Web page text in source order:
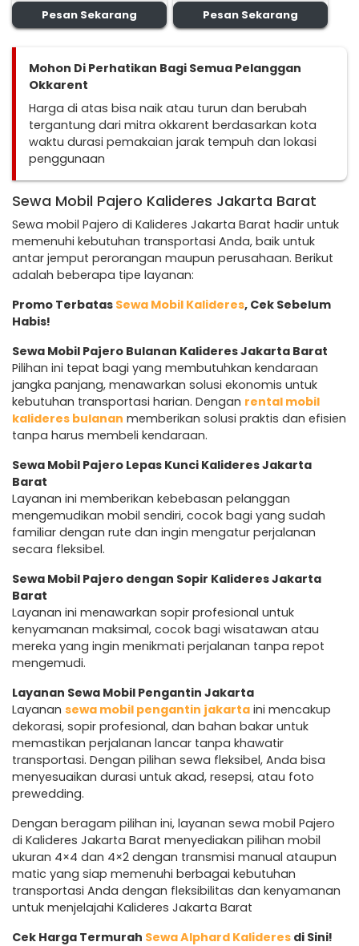
Pesan Sekarang Pesan Sekarang
Mohon Di Perhatikan Bagi Semua Pelanggan
Okkarent
Harga di atas bisa naik atau turun dan berubah
tergantung dari mitra okkarent berdasarkan kota
waktu durasi pemakaian jarak tempuh dan lokasi
penggunaan
Sewa Mobil Pajero Kalideres Jakarta Barat
Sewa mobil Pajero di Kalideres Jakarta Barat hadir untuk
memenuhi kebutuhan transportasi Anda, baik untuk
antar jemput perorangan maupun perusahaan. Berikut
adalah beberapa tipe layanan:
Promo Terbatas Sewa Mobil Kalideres, Cek Sebelum
Habis!
Sewa Mobil Pajero Bulanan Kalideres Jakarta Barat
Pilihan ini tepat bagi yang membutuhkan kendaraan
jangka panjang, menawarkan solusi ekonomis untuk
kebutuhan transportasi harian. Dengan rental mobil
kalideres bulanan memberikan solusi praktis dan efisien
tanpa harus membeli kendaraan.
Sewa Mobil Pajero Lepas Kunci Kalideres Jakarta
Barat
Layanan ini memberikan kebebasan pelanggan
mengemudikan mobil sendiri, cocok bagi yang sudah
familiar dengan rute dan ingin mengatur perjalanan
secara fleksibel.
Sewa Mobil Pajero dengan Sopir Kalideres Jakarta
Barat
Layanan ini menawarkan sopir profesional untuk
kenyamanan maksimal, cocok bagi wisatawan atau
mereka yang ingin menikmati perjalanan tanpa repot
mengemudi.
Layanan Sewa Mobil Pengantin Jakarta
Layanan sewa mobil pengantin jakarta ini mencakup
dekorasi, sopir profesional, dan bahan bakar untuk
memastikan perjalanan lancar tanpa khawatir
transportasi. Dengan pilihan sewa fleksibel, Anda bisa
menyesuaikan durasi untuk akad, resepsi, atau foto
prewedding.
Dengan beragam pilihan ini, layanan sewa mobil Pajero
di Kalideres Jakarta Barat menyediakan pilihan mobil
ukuran 4×4 dan 4×2 dengan transmisi manual ataupun
matic yang siap memenuhi berbagai kebutuhan
transportasi Anda dengan fleksibilitas dan kenyamanan
untuk menjelajahi Kalideres Jakarta Barat
Cek Harga Termurah Sewa Alphard Kalideres di Sini!